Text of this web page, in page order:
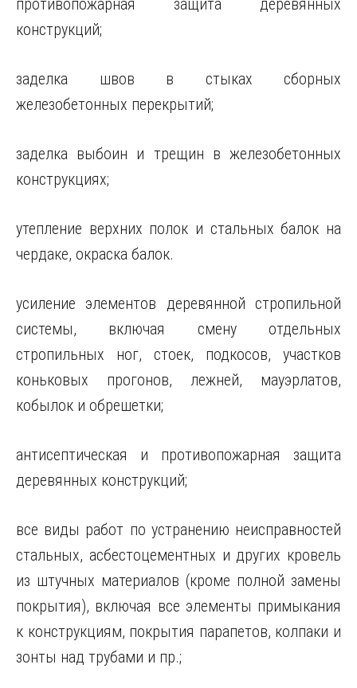
противопожарная защита деревянных
конструкций;
заделка швов в стыках сборных
железобетонных перекрытий;
заделка выбоин и трещин в железобетонных
конструкциях;
утепление верхних полок и стальных балок на
чердаке, окраска балок.
усиление элементов деревянной стропильной
системы, включая смену отдельных
стропильных ног, стоек, подкосов, участков
коньковых прогонов, лежней, мауэрлатов,
кобылок и обрешетки;
антисептическая и противопожарная защита
деревянных конструкций;
все виды работ по устранению неисправностей
стальных, асбестоцементных и других кровель
из штучных материалов (кроме полной замены
покрытия), включая все элементы примыкания
к конструкциям, покрытия парапетов, колпаки и
зонты над трубами и пр.;